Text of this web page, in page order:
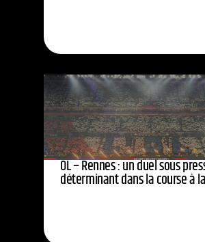
OL – Rennes : un duel sous
déterminant dans la course à